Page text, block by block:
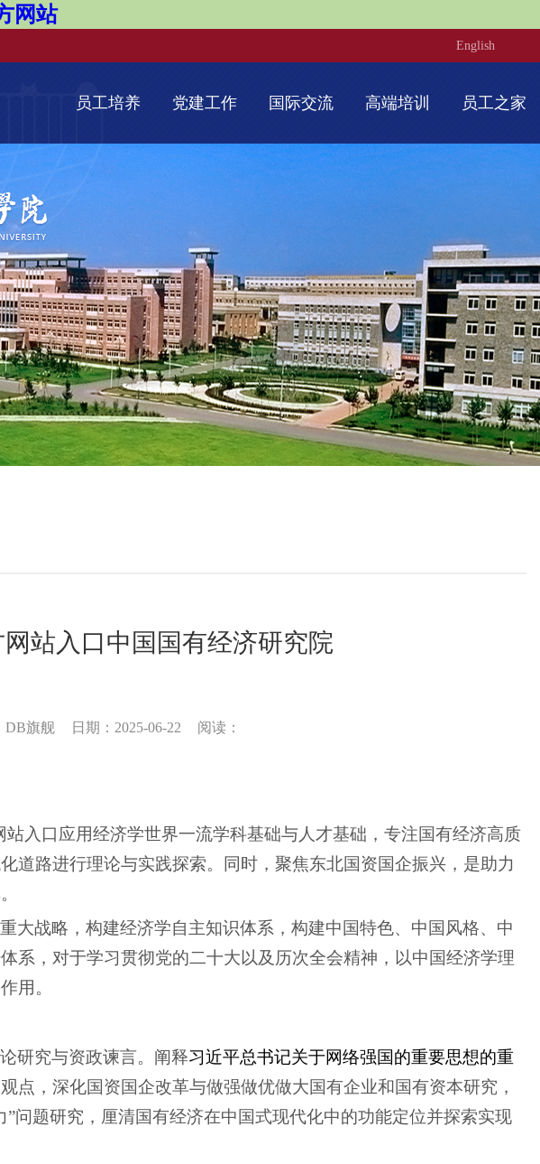
网站
English
员工培养 党建工作 国际交流 高端培训 员工之家
站入口中国国有经济研究院
DB旗舰 日期：2025-06-22 阅读：
入口应用经济学世界一流学科基础与人才基础，专注国有经济高质
道路进行理论与实践探索。同时，聚焦东北国资国企振兴，是助力
大战略，构建经济学自主知识体系，构建中国特色、中国风格、中
系，对于学习贯彻党的二十大以及历次全会精神，以中国经济学理
用。
研究与资政谏言。阐释习近平总书记关于网络强国的重要思想的重
点，深化国资国企改革与做强做优做大国有企业和国有资本研究，
”问题研究，厘清国有经济在中国式现代化中的功能定位并探索实现